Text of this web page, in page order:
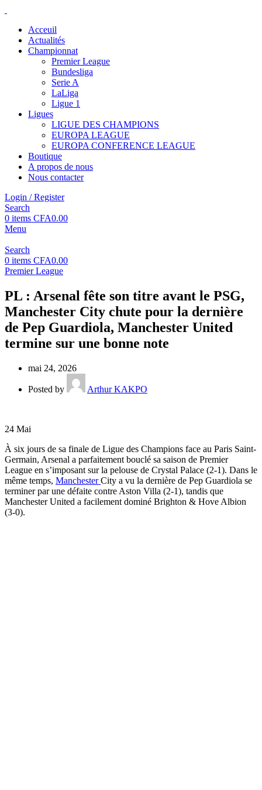
Acceuil
Actualités
Championnat
Premier League
Bundesliga
Serie A
LaLiga
Ligue 1
Ligues
LIGUE DES CHAMPIONS
EUROPA LEAGUE
EUROPA CONFERENCE LEAGUE
Boutique
A propos de nous
Nous contacter
Login / Register
Search
0 items CFA0.00
Menu
Search
0 items CFA0.00
Premier League
PL : Arsenal fête son titre avant le PSG,
Manchester City chute pour la dernière
de Pep Guardiola, Manchester United
termine sur une bonne note
mai 24, 2026
Posted by Arthur KAKPO
24 Mai
À six jours de sa finale de Ligue des Champions face au Paris Saint-
Germain, Arsenal a parfaitement bouclé sa saison de Premier
League en s’imposant sur la pelouse de Crystal Palace (2-1). Dans le
même temps, ManchesterCity a vu la dernière de Pep Guardiola se
terminer par une défaite contre Aston Villa (2-1), tandis que
Manchester United a facilement dominé Brighton & Hove Albion
(3-0).